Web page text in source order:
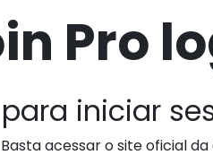
Pro
iniciar
acessar o site oficial